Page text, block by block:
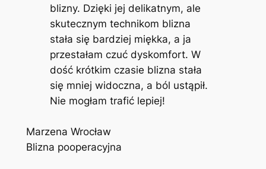
blizny. Dzięki jej delikatnym, ale
skutecznym technikom blizna
stała się bardziej miękka, a ja
przestałam czuć dyskomfort. W
dość krótkim czasie blizna stała
się mniej widoczna, a ból ustąpił.
Nie mogłam trafić lepiej!
Marzena Wrocław
Blizna pooperacyjna